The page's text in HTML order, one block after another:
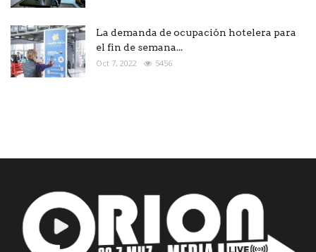
La demanda de ocupación hotelera para
el fin de semana...
Oct 7, 2022 5456